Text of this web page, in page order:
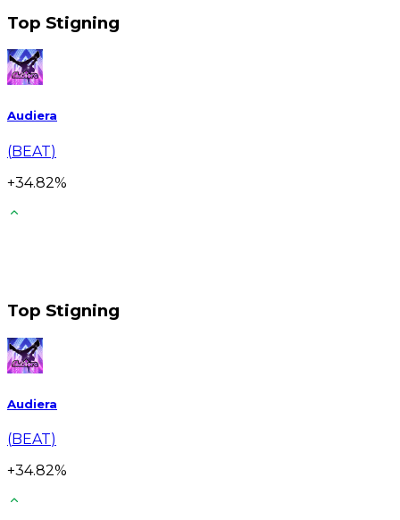
Top Stigning
Audiera
(BEAT)
+34.82%
Top Stigning
Audiera
(BEAT)
+34.82%